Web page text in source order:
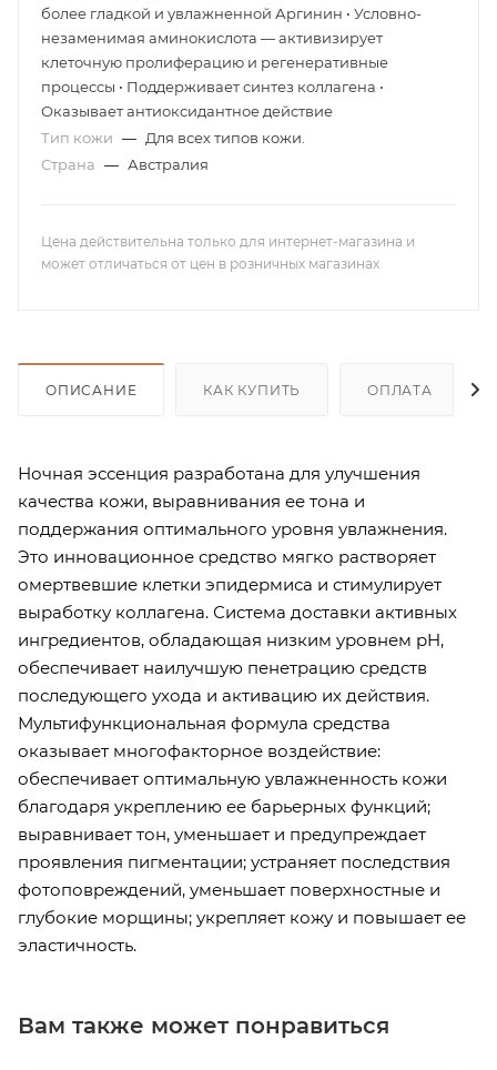
более гладкой и увлажненной Аргинин • Условно-
незаменимая аминокислота — активизирует
клеточную пролиферацию и регенеративные
процессы • Поддерживает синтез коллагена •
Оказывает антиоксидантное действие
Тип кожи — Для всех типов кожи.
Страна — Австралия
Цена действительна только для интернет-магазина и
может отличаться от цен в розничных магазинах
ОПИСАНИЕ КАК КУПИТЬ ОПЛАТА
Ночная эссенция разработана для улучшения
качества кожи, выравнивания ее тона и
поддержания оптимального уровня увлажнения.
Это инновационное средство мягко растворяет
омертвевшие клетки эпидермиса и стимулирует
выработку коллагена. Система доставки активных
ингредиентов, обладающая низким уровнем pH,
обеспечивает наилучшую пенетрацию средств
последующего ухода и активацию их действия.
Мультифункциональная формула средства
оказывает многофакторное воздействие:
обеспечивает оптимальную увлажненность кожи
благодаря укреплению ее барьерных функций;
выравнивает тон, уменьшает и предупреждает
проявления пигментации; устраняет последствия
фотоповреждений, уменьшает поверхностные и
глубокие морщины; укрепляет кожу и повышает ее
эластичность.
Вам также может понравиться